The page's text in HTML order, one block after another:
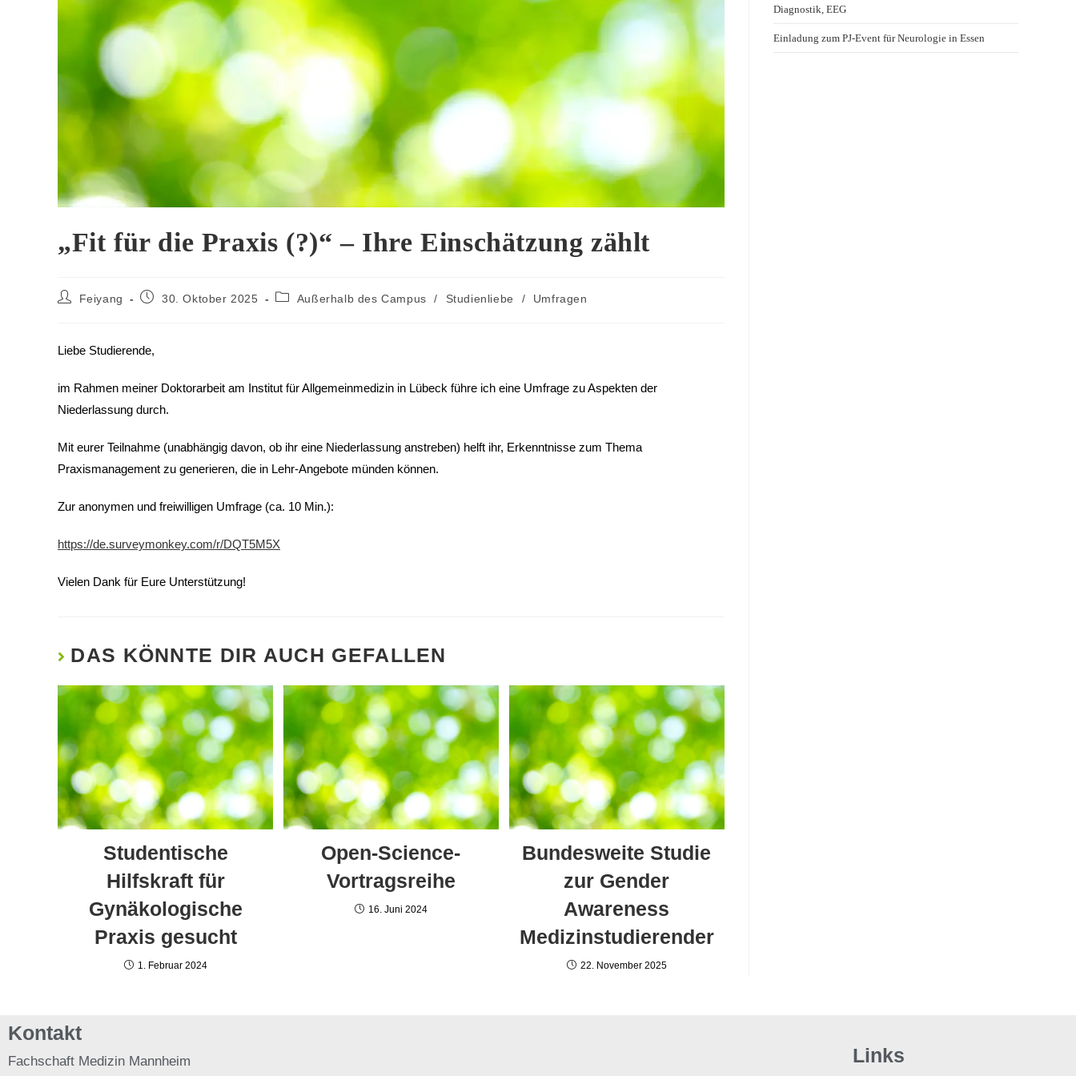
„Fit für die Praxis (?)“ – Ihre Einschätzung zählt
Feiyang 30. Oktober 2025 Außerhalb des Campus / Studienliebe / Umfragen
Liebe Studierende,
im Rahmen meiner Doktorarbeit am Institut für Allgemeinmedizin in Lübeck führe ich eine Umfrage zu Aspekten der
Niederlassung durch.
Mit eurer Teilnahme (unabhängig davon, ob ihr eine Niederlassung anstreben) helft ihr, Erkenntnisse zum Thema
Praxismanagement zu generieren, die in Lehr-Angebote münden können.
Zur anonymen und freiwilligen Umfrage (ca. 10 Min.):
https://de.surveymonkey.com/r/DQT5M5X
Vielen Dank für Eure Unterstützung!
DAS KÖNNTE DIR AUCH GEFALLEN
Studentische
Hilfskraft für
Gynäkologische
Praxis gesucht
1. Februar 2024
Open-Science-
Vortragsreihe
16. Juni 2024
Bundesweite Studie
zur Gender
Awareness
Medizinstudierender
22. November 2025
Diagnostik, EEG
Einladung zum PJ-Event für Neurologie in Essen
Kontakt
Fachschaft Medizin Mannheim
Links